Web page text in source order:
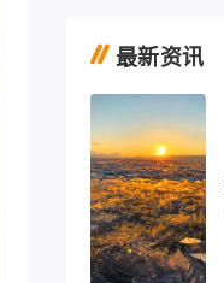
最新资讯